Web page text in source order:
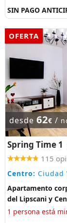
SIN PAGO
OFERTA
desde 62€ /
Spring Time 1
115
Centro: Ciudad
Apartamento
del Lipscani y
1 persona está